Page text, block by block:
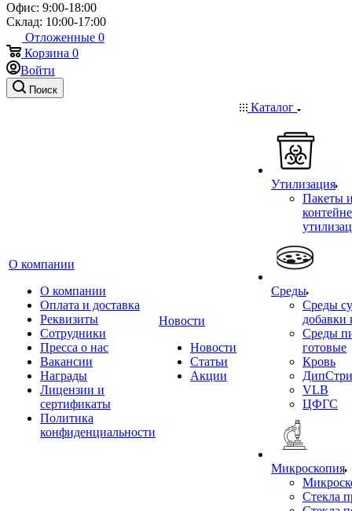
Офис: 9:00-18:00
Склад: 10:00-17:00
Отложенные 0
Корзина 0
Войти
Поиск
О компании
О компании
Оплата и доставка
Реквизиты
Сотрудники
Пресса о нас
Вакансии
Награды
Лицензии и
сертификаты
Политика
конфиденциальности
Новости
Новости
Статьи
Акции
Каталог
Утилизация
Пакеты
Среды
Среды
добавки
Среды
готовые
Кровь
VLB
ЦФГС
Микроскопия
Стекла